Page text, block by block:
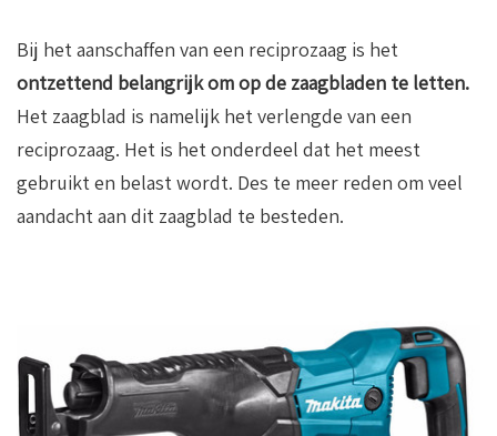
Bij het aanschaffen van een reciprozaag is het
ontzettend belangrijk om op de zaagbladen te letten.
Het zaagblad is namelijk het verlengde van een
reciprozaag. Het is het onderdeel dat het meest
gebruikt en belast wordt. Des te meer reden om veel
aandacht aan dit zaagblad te besteden.